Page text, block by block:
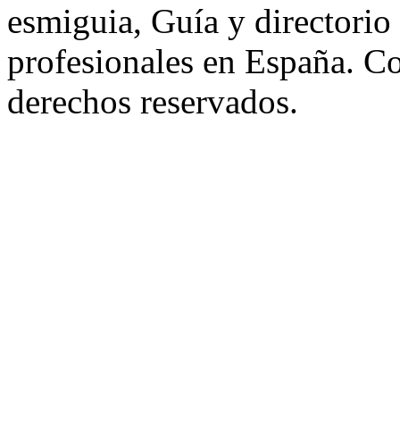
esmiguia, Guía y directorio
profesionales en España.
derechos reservados.